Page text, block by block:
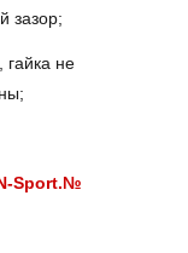
зазор;
гайка не
Sport.№